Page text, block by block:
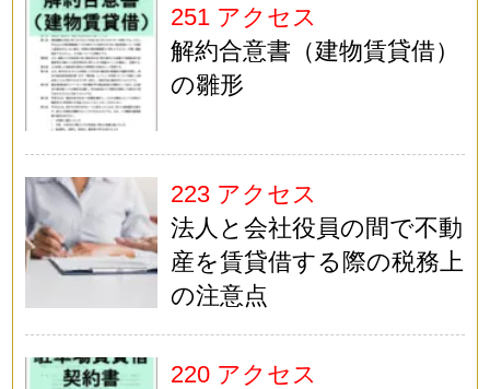
251 アクセス
解約合意書（建物賃貸借）
の雛形
223 アクセス
法人と会社役員の間で不動
産を賃貸借する際の税務上
の注意点
220 アクセス